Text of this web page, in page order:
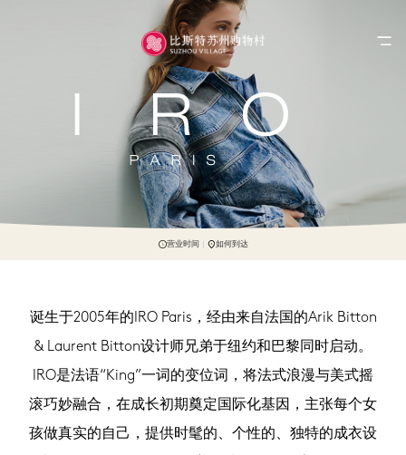
营业时间 如何到达
诞生于2005年的IRO Paris，经由来自法国的Arik Bitton
& Laurent Bitton设计师兄弟于纽约和巴黎同时启动。
IRO是法语“King”一词的变位词，将法式浪漫与美式摇
滚巧妙融合，在成长初期奠定国际化基因，主张每个女
孩做真实的自己，提供时髦的、个性的、独特的成衣设